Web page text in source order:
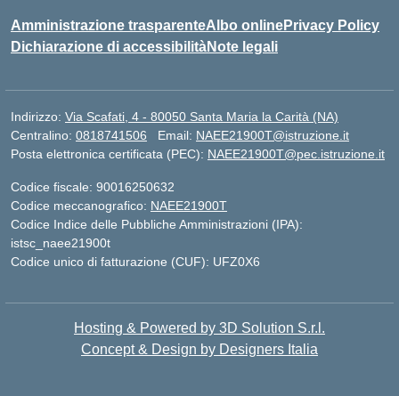
Amministrazione trasparenteAlbo onlinePrivacy Policy
Dichiarazione di accessibilitàNote legali
Indirizzo: Via Scafati, 4 - 80050 Santa Maria la Carità (NA)
Centralino: 0818741506 Email: NAEE21900T@istruzione.it
Posta elettronica certificata (PEC): NAEE21900T@pec.istruzione.it
Codice fiscale: 90016250632
Codice meccanografico: NAEE21900T
Codice Indice delle Pubbliche Amministrazioni (IPA):
istsc_naee21900t
Codice unico di fatturazione (CUF): UFZ0X6
Hosting & Powered by 3D Solution S.r.l.
Concept & Design by Designers Italia